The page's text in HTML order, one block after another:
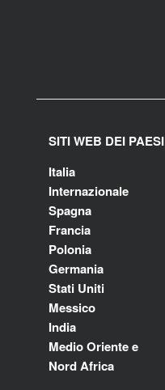
SITI WEB DEI PAESI
Italia
Internazionale
Spagna
Francia
Polonia
Germania
Stati Uniti
Messico
India
Medio Oriente e
Nord Africa